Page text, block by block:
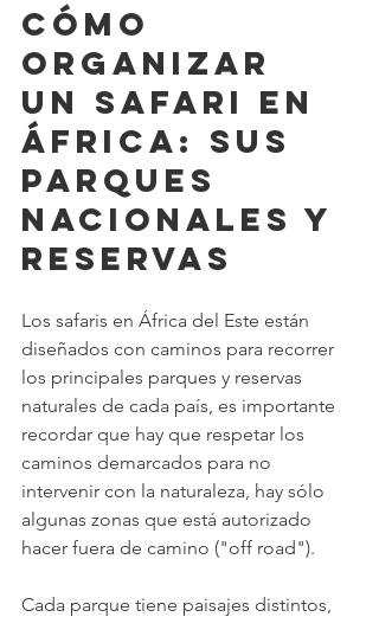
Cómo
organizar
un safari en
África: sus
parques
nacionales y
reservas
Los safaris en África del Este están
diseñados con caminos para recorrer
los principales parques y reservas
naturales de cada país, es importante
recordar que hay que respetar los
caminos demarcados para no
intervenir con la naturaleza, hay sólo
algunas zonas que está autorizado
hacer fuera de camino ("off road").
Cada parque tiene paisajes distintos,